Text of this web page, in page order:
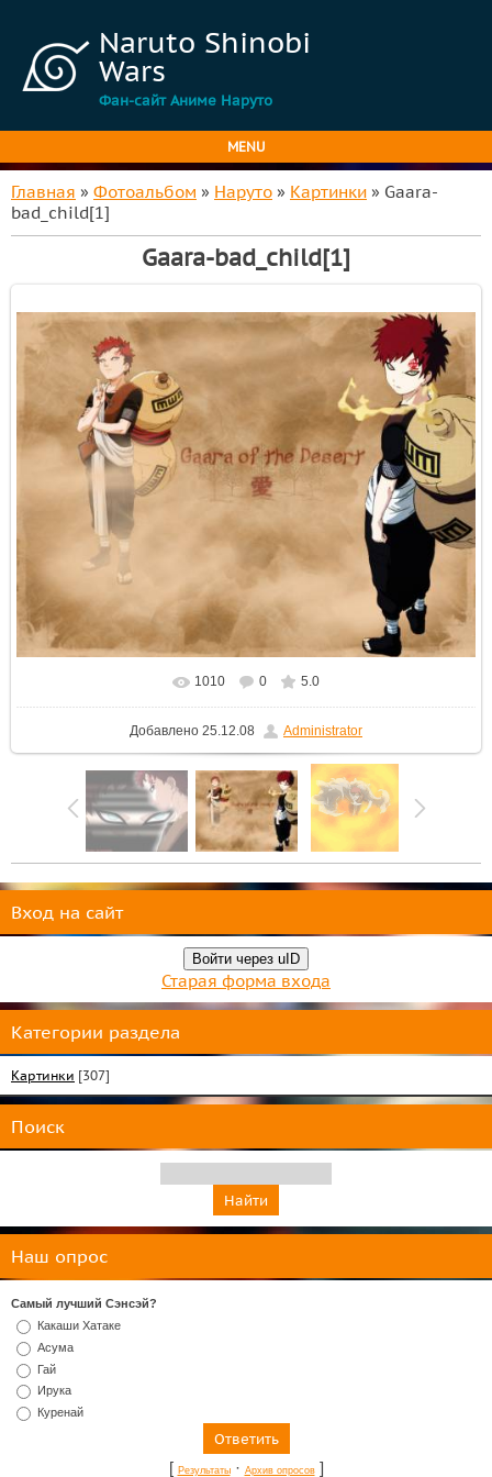
Naruto Shinobi
Wars
Фан-сайт Аниме Наруто
MENU
Главная » Фотоальбом » Наруто » Картинки » Gaara-
bad_child[1]
Gaara-bad_child[1]
В реальном размере 1024x768
1010 0 5.0
Добавлено 25.12.08 Administrator
Вход на сайт
Войти через uID
Старая форма входа
Категории раздела
Картинки [307]
Поиск
Наш опрос
Самый лучший Сэнсэй?
Какаши Хатаке
Асума
Гай
Ирука
Куренай
[ Результаты· Архив опросов]